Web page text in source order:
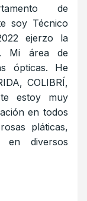
de
soy Técnico
ejerzo la
Mi área de
ópticas. He
COLIBRÍ,
estoy muy
en todos
pláticas,
en diversos